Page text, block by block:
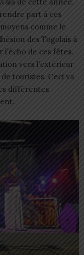
part à ces
comme le
des Togolais à
de ces fêtes.
vers l’extérieur
touristes. Ceci va
différentes